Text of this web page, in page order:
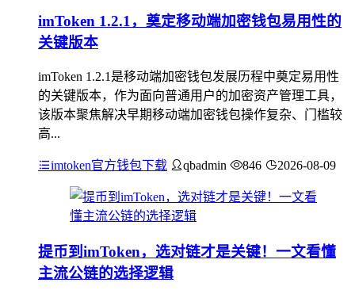
imToken 1.2.1，奠定移动端加密钱包易用性的
关键版本
imToken 1.2.1是移动端加密钱包发展历程中奠定易用性
的关键版本，作为面向普通用户的加密资产管理工具，
该版本聚焦解决早期移动端加密钱包操作复杂、门槛较
高...
imtoken官方钱包下载 qbadmin 846 2026-08-09
提币到imToken，选对链才是关键！一文看懂
主流公链的选择逻辑